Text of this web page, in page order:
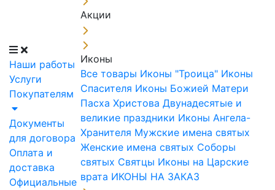
Наши работы
Услуги
Покупателям
Документы
для договора
Оплата и
доставка
Официальные
Акции
Иконы
Все товары Иконы "Троица" Иконы
Спасителя Иконы Божией Матери
Пасха Христова Двунадесятые и
великие праздники Иконы Ангела-
Хранителя Мужские имена святых
Женские имена святых Соборы
святых Святцы Иконы на Царские
врата ИКОНЫ НА ЗАКАЗ